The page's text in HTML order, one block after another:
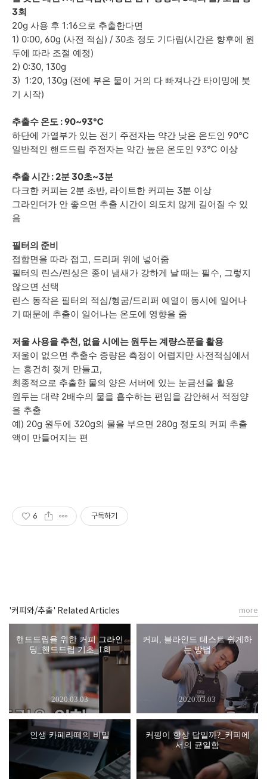
3회
20g 사용 후 1:16으로 추출한다면
1) 0:00, 60g (사전 적심) / 30초 정도 기다림(시간은 향후에 원
두에 따라 조절 예정)
2) 0:30, 130g
3) 1:20, 130g (전에 부은 물이 거의 다 빠져나간 타이밍에 붓
기 시작)
추출수 온도 : 90~93℃
하단에 가열부가 있는 전기 주전자는 약간 낮은 온도인 90℃
일반적인 핸드드립 주전자는 약간 높은 온도인 93℃ 이상
추출 시간 :2분 30초~3분
다크한 커피는 2분 초반, 라이트한 커피는 3분 이상
그라인더가 안 좋으면 추출 시간이 의도치 않게 길어질 수 있
음
필터의 준비
접합면을 따라 접고, 드리퍼 위에 넣어줌
필터의 린스/린싱은 종이 냄새가 강하게 날 때는 필수, 그렇지
않으면 선택
린스 동작은 필터의 적심/헹굼/드리퍼 예열이 동시에 일어나
기 때문에 추출이 일어나는 온도에 영향을 줌
저울 사용을 추천, 없을 시에는 원두는 계량스푼을 활용
저울이 없으면 추출수 중량은 측정이 어렵지만 사전적심에서
는 흥건히 젖게 만들고,
최종적으로 추출한 물의 양은 서버에 있는 눈금선을 활용
원두는 대략 2배수의 물을 흡수하는 편임을 감안해서 적정양
을 추출
예) 20g 원두에 320g의 물을 부으면 280g 정도의 커피 추출
액이 만들어지는 편
6 구독하기
'커피와/추출' Related Articles
핸드드립을 위한 커피 그라인
딩_핸드드립 기초_1회
2020.03.03
커피, 블라인드 테스트 쉽게하
는 방법
2020.03.03
인생 카페라떼의 비밀
커핑이 항상 답일까?_커피에
서의 균일함
more